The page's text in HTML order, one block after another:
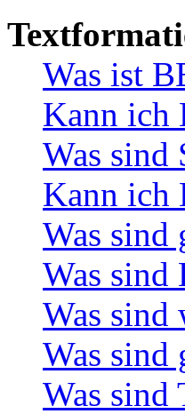
Was ist
Kann ich
Was sind
Kann ich
Was sind
Was sind
Was sind
Was sind
Was sind